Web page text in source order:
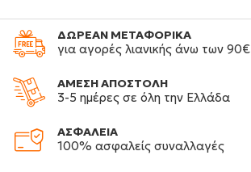
ΔΩΡΕΑΝ ΜΕΤΑΦΟΡΙΚΑ
για αγορές λιανικής άνω των 90€
ΑΜΕΣΗ ΑΠΟΣΤΟΛΗ
3-5 ημέρες σε όλη την Ελλάδα
ΑΣΦΑΛΕΙΑ
100% ασφαλείς συναλλαγές